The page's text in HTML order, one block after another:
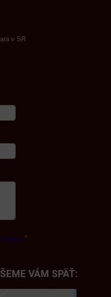
v SR
údajov *
VÁM SPÄŤ: